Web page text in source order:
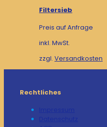
Filtersieb
Preis auf Anfrage
inkl. MwSt.
zzgl. Versandkosten
Rechtliches